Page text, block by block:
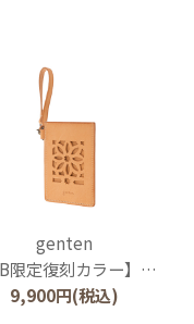
genten
復刻カラー】カットワーク パスケース
9,900円(税込)